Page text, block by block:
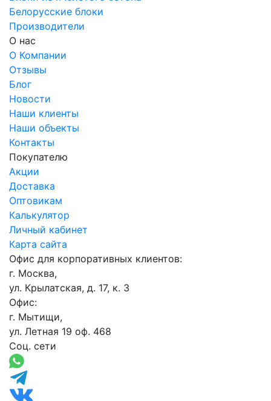
Белорусские блоки
Производители
О нас
О Компании
Отзывы
Блог
Новости
Наши клиенты
Наши объекты
Контакты
Покупателю
Акции
Доставка
Оптовикам
Калькулятор
Личный кабинет
Карта сайта
Офис для корпоративных клиентов:
г. Москва,
ул. Крылатская, д. 17, к. 3
Офис:
г. Мытищи,
ул. Летная 19 оф. 468
Соц. сети